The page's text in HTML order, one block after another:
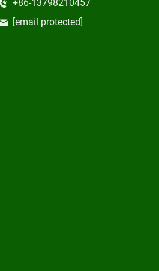
+86-13798210457
[email protected]